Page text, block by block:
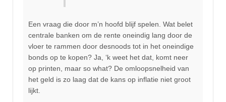
Een vraag die door m’n hoofd blijf spelen. Wat belet
centrale banken om de rente oneindig lang door de
vloer te rammen door desnoods tot in het oneindige
bonds op te kopen? Ja, ‘k weet het dat, komt neer
op printen, maar so what? De omloopsnelheid van
het geld is zo laag dat de kans op inflatie niet groot
lijkt.